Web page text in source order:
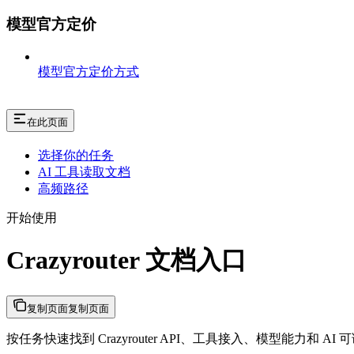
模型官方定价
模型官方定价方式
在此页面
选择你的任务
AI 工具读取文档
高频路径
开始使用
Crazyrouter 文档入口
复制页面复制页面
按任务快速找到 Crazyrouter API、工具接入、模型能力和 AI